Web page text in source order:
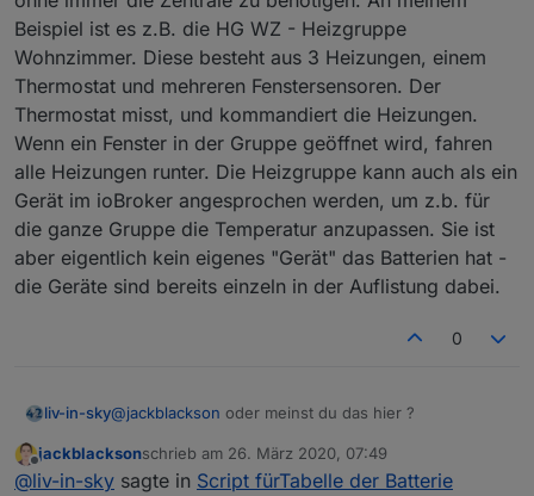
Und dann noch die Frage: ist es möglich,
Gruppen auszublenden? Aus meiner Sicht
macht der Status bei Gruppen ja nicht so viel
Sinn, wenn die Geräte auch einzeln dabei sind.
mit den gruppen nicht
ausblenden ? bitte erklärung für dummies - ich habe
Beispiel ist es z.B. die HG WZ - Heizgruppe
Wohnzimmer. Diese besteht aus 3 Heizungen, einem
Thermostat und mehreren Fenstersensoren. Der
Thermostat misst, und kommandiert die Heizungen.
Wenn ein Fenster in der Gruppe geöffnet wird, fahren
alle Heizungen runter. Die Heizgruppe kann auch als ein
Gerät im ioBroker angesprochen werden, um z.b. für
die ganze Gruppe die Temperatur anzupassen. Sie ist
aber eigentlich kein eigenes "Gerät" das Batterien hat -
die Geräte sind bereits einzeln in der Auflistung dabei.
0
liv-in-sky@jackblackson oder meinst du das hier ?
das kommt bei mir nicht ???
Offline
jackblacksonschrieb am 26. März 2020, 07:49
zuletzt editiert von
@liv-in-sky sagte in Script fürTabelle der Batterie